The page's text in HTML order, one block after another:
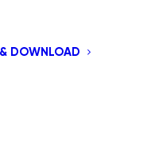
DOWNLOAD